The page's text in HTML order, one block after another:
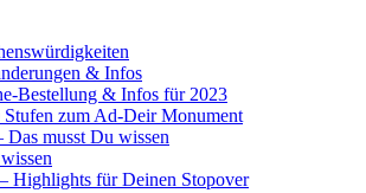
& Infos
Bestellung & Infos für 2023
zum Ad-Deir Monument
Das musst Du wissen
Highlights für Deinen Stopover